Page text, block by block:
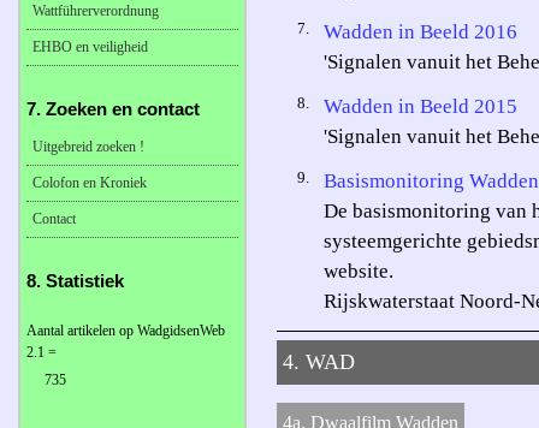
7.
Wadden in Beeld 2016
'Signalen vanuit het
8.
Wadden in Beeld 2015
'Signalen vanuit het
9.
Basismonitoring Wadden
De basismonitoring van
systeemgerichte
website.
Rijskwaterstaat Noord-
4. WAD
4a. Dwaalfilm Wadden
Wattführerverordnung
EHBO en veiligheid
7. Zoeken en contact
Uitgebreid zoeken !
Colofon en Kroniek
Contact
8. Statistiek
Aantal artikelen op WadgidsenWeb
2.1 =
735